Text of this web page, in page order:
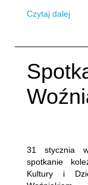
Czytaj dalej
31 stycznia
spotkanie
Kultury i